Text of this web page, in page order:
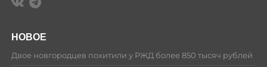
НОВОЕ
Двое новгородцев похитили у РЖД более 850 тысяч рублей